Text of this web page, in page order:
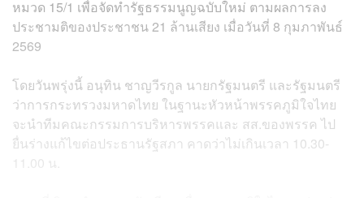
หมวด 15/1 เพื่อจัดทำรัฐธรรมนูญฉบับใหม่ ตามผลการลง
ประชามติของประชาชน 21 ล้านเสียง เมื่อวันที่ 8 กุมภาพันธ์
2569
โดยวันพรุ่งนี้ อนุทิน ชาญวีรกูล นายกรัฐมนตรี และรัฐมนตรี
ว่าการกระทรวงมหาดไทย ในฐานะหัวหน้าพรรคภูมิใจไทย
จะนำทีมคณะกรรมการบริหารพรรคและ สส.ของพรรค ไป
ยื่นร่างแก้ไขต่อประธานรัฐสภา คาดว่าไม่เกินเวลา 10.30-
11.00 น.